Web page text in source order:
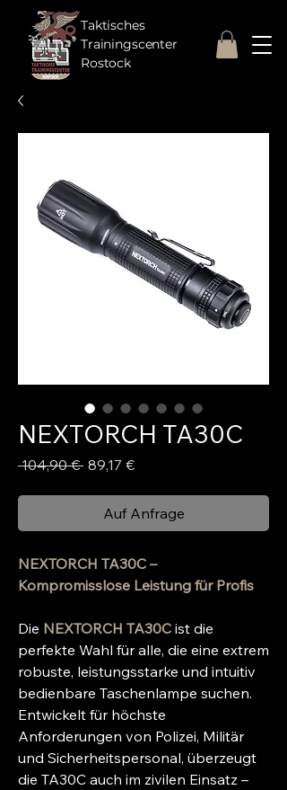
Taktisches
Trainingscenter
Rostock
NEXTORCH TA30C
104,90 € Standardpreis
89,17 €Sale-
Auf Anfrage
NEXTORCH TA30C –
Kompromisslose Leistung für Profis
Die NEXTORCH TA30C ist die
perfekte Wahl für alle, die eine extrem
robuste, leistungsstarke und intuitiv
bedienbare Taschenlampe suchen.
Entwickelt für höchste
Anforderungen von Polizei, Militär
und Sicherheitspersonal, überzeugt
die TA30C auch im zivilen Einsatz –